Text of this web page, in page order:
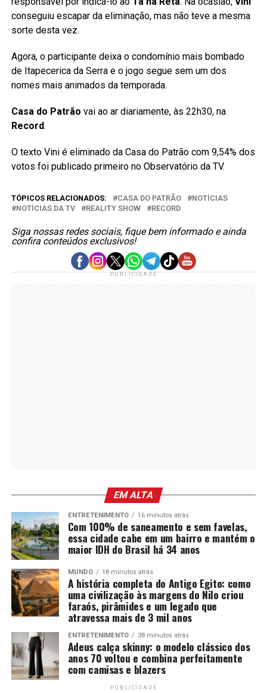
conseguiu escapar da eliminação, mas não teve a mesma
sorte desta vez.
Agora, o participante deixa o condomínio mais bombado
de Itapecerica da Serra e o jogo segue sem um dos
nomes mais animados da temporada.
Casa do Patrão vai ao ar diariamente, às 22h30, na
Record.
O texto Vini é eliminado da Casa do Patrão com 9,54% dos
votos foi publicado primeiro no Observatório da TV.
TÓPICOS RELACIONADOS: CASA DO PATRÃO
NOTÍCIAS
NOTÍCIAS DA TV
REALITY SHOW RECORD
Siga nossas redes sociais, fique bem informado e ainda
confira conteúdos exclusivos!
PUBLICIDADE
EM ALTA
ENTRETENIMENTO 16 minutos atrás
Com 100% de saneamento e sem favelas,
essa cidade cabe em um bairro e mantém o
maior IDH do Brasil há 34 anos
MUNDO 18 minutos atrás
A história completa do Antigo Egito: como
uma civilização às margens do Nilo criou
faraós, pirâmides e um legado que
atravessa mais de 3 mil anos
ENTRETENIMENTO 38 minutos atrás
Adeus calça skinny: o modelo clássico dos
anos 70 voltou e combina perfeitamente
com camisas e blazers
PUBLICIDADE